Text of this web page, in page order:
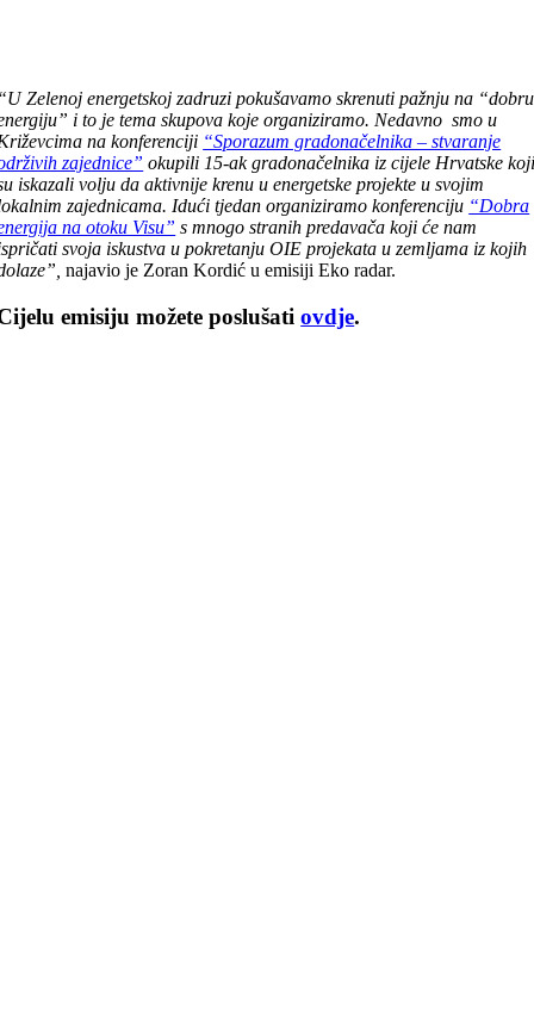
Zelenoj energetskoj zadruzi pokušavamo skrenuti pažnju na “dobru
i to je tema skupova koje organiziramo. Nedavno smo u
na konferenciji “Sporazum gradonačelnika – stvaranje
zajednice” okupili 15-ak gradonačelnika iz cijele Hrvatske
iskazali volju da aktivnije krenu u energetske projekte u svojim
zajednicama. Idući tjedan organiziramo konferenciju “Dobra
na otoku Visu” s mnogo stranih predavača koji će nam
svoja iskustva u pokretanju OIE projekata u zemljama iz kojih
najavio je Zoran Kordić u emisiji Eko radar.
emisiju možete poslušatiovdje.